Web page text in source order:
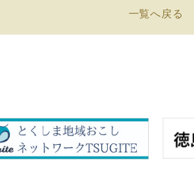
一覧へ戻る